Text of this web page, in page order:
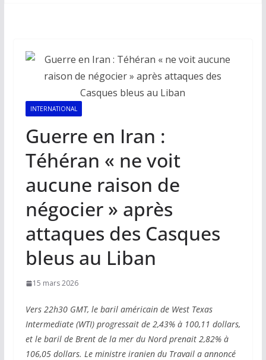
INTERNATIONAL
Guerre en Iran :
Téhéran « ne voit
aucune raison de
négocier » après
attaques des Casques
bleus au Liban
15 mars 2026
Vers 22h30 GMT, le baril américain de West Texas
Intermediate (WTI) progressait de 2,43% à 100,11 dollars,
et le baril de Brent de la mer du Nord prenait 2,82% à
106,05 dollars. Le ministre iranien du Travail a annoncé